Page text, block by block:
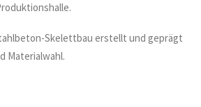
Skelettbau erstellt und geprägt
Materialwahl.